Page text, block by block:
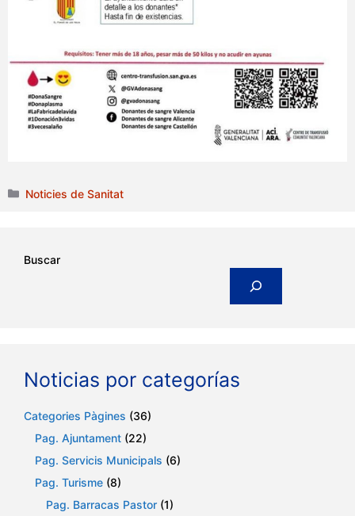
Categories
Noticies de Sanitat
Buscar
Noticias por categorías
Categories Pàgines (36)
Pag. Ajuntament (22)
Pag. Servicis Municipals (6)
Pag. Turisme (8)
Pag. Barracas Pastor (1)